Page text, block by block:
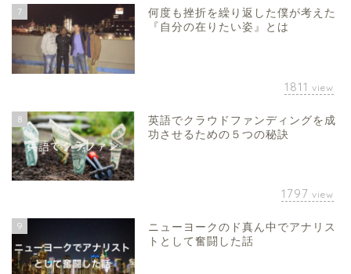
7
何度も挫折を繰り返した僕が考えた
『自分の在りたい姿』とは
1811 view
8
英語でクラウドファンディングを成
功させるための５つの秘訣
1797 view
9
ニューヨークのド真ん中でアナリス
トとして奮闘した話